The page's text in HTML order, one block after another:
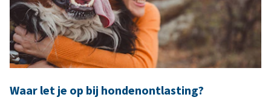
Waar let je op bij hondenontlasting?